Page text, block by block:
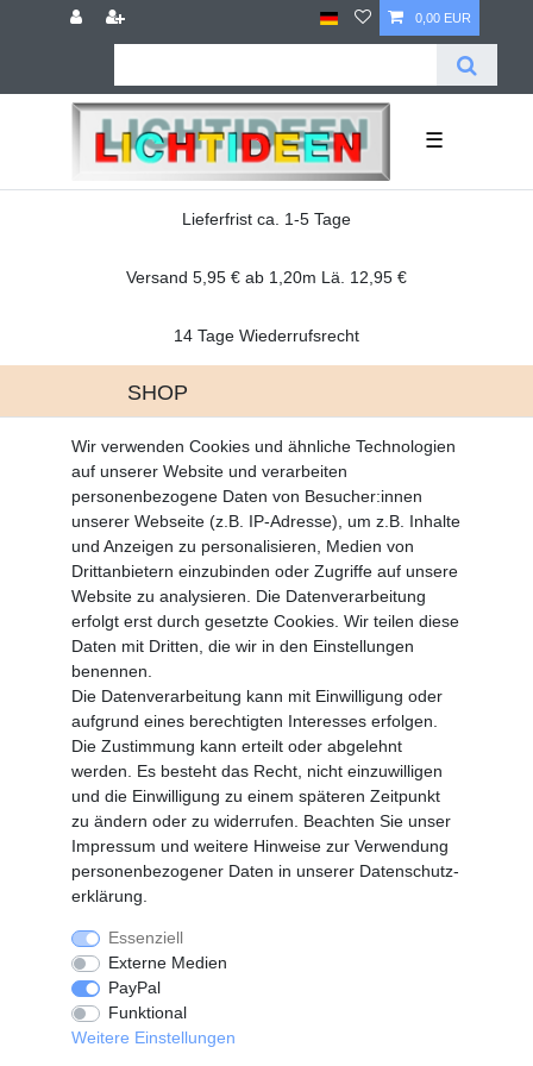
0,00 EUR
☰
Lieferfrist ca. 1-5 Tage
Versand 5,95 € ab 1,20m Lä. 12,95 €
14 Tage Wiederrufsrecht
SHOP
Battrerie Gesetz
Fragen und Antworten
Zahlungsarten
MEIN KONTO
Altgeräte Verordnung
Login
Registrieren
Vertrag widerrufen
SERVICE
Info Material als PDF
Versand
Rückrufe
Galerie
Widerrufs­recht
Impressum
Wir verwenden Cookies und ähnliche Technologien
auf unserer Website und verarbeiten
personenbezogene Daten von Besucher:innen
unserer Webseite (z.B. IP-Adresse), um z.B. Inhalte
und Anzeigen zu personalisieren, Medien von
Drittanbietern einzubinden oder Zugriffe auf unsere
Website zu analysieren. Die Datenverarbeitung
erfolgt erst durch gesetzte Cookies. Wir teilen diese
Daten mit Dritten, die wir in den Einstellungen
benennen.
Die Datenverarbeitung kann mit Einwilligung oder
aufgrund eines berechtigten Interesses erfolgen.
Die Zustimmung kann erteilt oder abgelehnt
werden. Es besteht das Recht, nicht einzuwilligen
und die Einwilligung zu einem späteren Zeitpunkt
zu ändern oder zu widerrufen. Beachten Sie unser
Impressum und weitere Hinweise zur Verwendung
personenbezogener Daten in unserer Daten­schutz­
erklärung
Essenziell
Externe Medien
PayPal
Funktional
Weitere Einstellungen